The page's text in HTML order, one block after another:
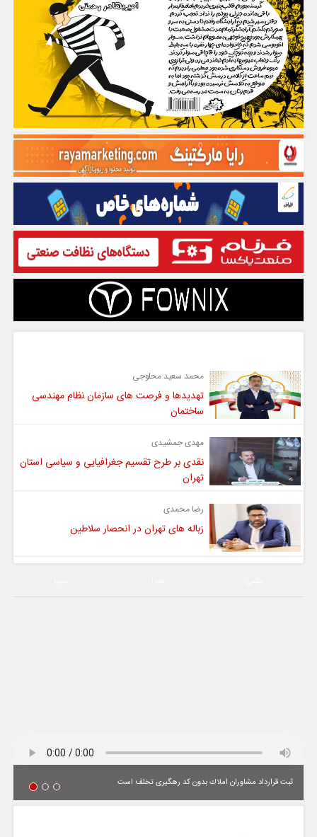
محمد سعید محلوجی
تهدیدها و فرصت های سازمان نظام مهندسی
ساختمان
مهدی جمشیدی
نقدی بر طرح تقسیم جغرافیایی و سیاسی استان
تهران
رضا محمدی
زباله های تهران در انحصار سلاطین
ثبت قرارداد مشاوران املاك بدون كد رهگیری تخلف است